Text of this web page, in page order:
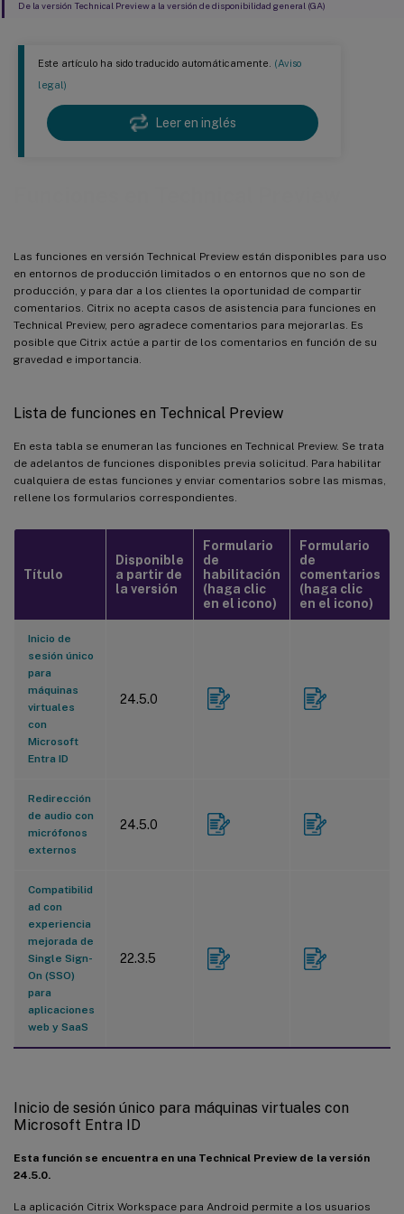
Este artículo ha sido traducido automáticamente. (Aviso
legal)
Leer en inglés
Las funciones en versión Technical Preview están disponibles para uso
en entornos de producción limitados o en entornos que no son de
producción, y para dar a los clientes la oportunidad de compartir
comentarios. Citrix no acepta casos de asistencia para funciones en
Technical Preview, pero agradece comentarios para mejorarlas. Es
posible que Citrix actúe a partir de los comentarios en función de su
gravedad e importancia.
Lista de funciones en Technical Preview
En esta tabla se enumeran las funciones en Technical Preview. Se trata
de adelantos de funciones disponibles previa solicitud. Para habilitar
cualquiera de estas funciones y enviar comentarios sobre las mismas,
rellene los formularios correspondientes.
Título
Disponible
a partir de
la versión
Formulario
de
habilitación
(haga clic
en el icono)
Formulario
de
comentarios
(haga clic
en el icono)
Inicio de
sesión único
para
máquinas
virtuales
con
Microsoft
Entra ID
24.5.0
Redirección
de audio con
micrófonos
externos
24.5.0
Compatibilid
ad con
experiencia
mejorada de
Single Sign-
On (SSO)
para
aplicaciones
web y SaaS
22.3.5
Inicio de sesión único para máquinas virtuales con
Microsoft Entra ID
Esta función se encuentra en una Technical Preview de la versión
24.5.0.
La aplicación Citrix Workspace para Android permite a los usuarios
De la versión Technical Preview a la versión de disponibilidad general (GA)